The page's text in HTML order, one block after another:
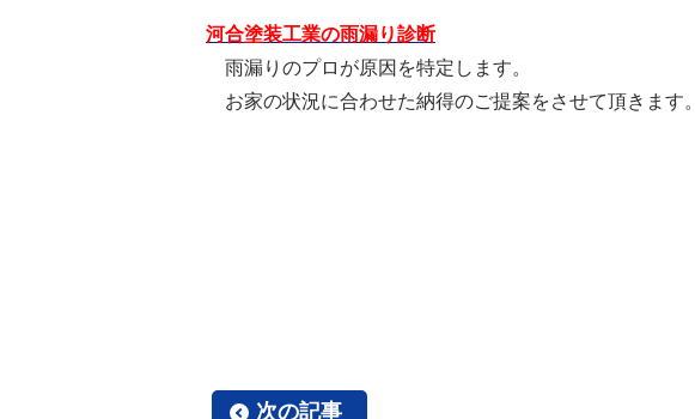
河合塗装工業の雨漏り診断
雨漏りのプロが原因を特定します。
お家の状況に合わせた納得のご提案をさせて頂きます。
次の記事